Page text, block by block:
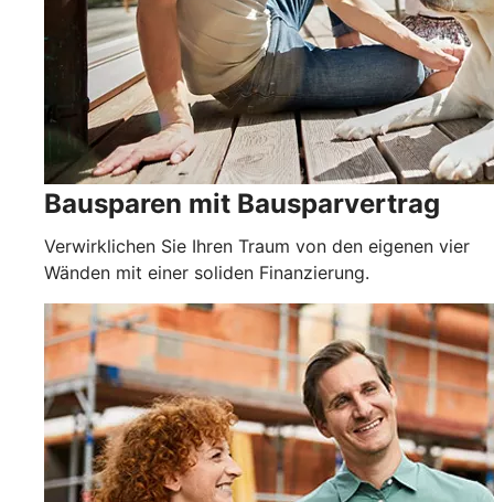
Bausparen mit Bausparvertrag
Verwirklichen Sie Ihren Traum von den eigenen vier
Wänden mit einer soliden Finanzierung.